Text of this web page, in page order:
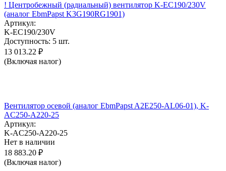
! Центробежный (радиальный) вентилятор K-EC190/230V
(аналог EbmPapst K3G190RG1901)
Артикул:
K-EC190/230V
Доступность: 5 шт.
13 013.22 ₽
(Включая налог)
Вентилятор осевой (аналог EbmPapst A2E250-AL06-01), K-
AC250-A220-25
Артикул:
K-AC250-A220-25
Нет в наличии
18 883.20 ₽
(Включая налог)